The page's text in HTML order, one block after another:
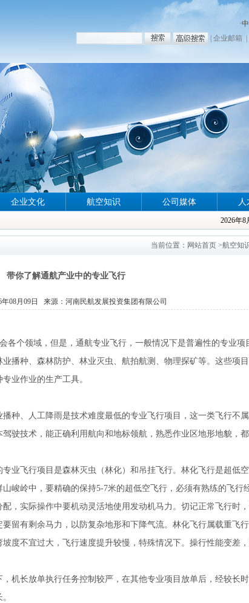
·
企业邮箱
2026年8
企业文化 航空知识 公司媒体 人
当前位置： 网站首页 >航空知
带你了解通航产业中的专业飞行
年08月09日 来源： 河南民航发展投资集团有限公司
个领域，但是，通航专业飞行，一般情况下是普遍性的专业项
播种、森林防护、林业灭虫、航拍航测、物理探矿等。这些项目
业作业的生产工具。
、人工降雨是技术难度最低的专业飞行项目，这一类飞行不
驶技术，能正确利用航向和地标领航，熟悉作业区地形地貌，
飞行项目是森林灭虫（林化）和吊挂飞行。林化飞行是超低空
峻岭中，要精确的保持5-7米的超低空飞行，必须有熟练的飞行
，实际操作中要机动灵活地使用发动机马力。切记正常飞行时
留有剩余马力，以防复杂地形和下降气流。林化飞行属载重飞
坡度不宜过大，飞行速度提升较慢，特殊情况下。操行性能变差
长放单执行任务控制较严，在其他专业项目放单后，经较长